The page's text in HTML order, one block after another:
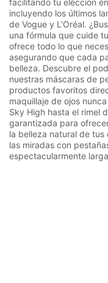
incluyendo los últimos
de Vogue y L'Oréal.
una fórmula que cuide
ofrece todo lo que
asegurando que cada
belleza. Descubre el
nuestras máscaras de
productos favoritos
maquillaje de ojos
Sky High hasta el rimel
garantizada para
la belleza natural de tus
las miradas con
espectacularmente